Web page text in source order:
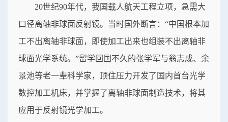
20世纪90年代，我国载人航天工程立项，急需大
口径离轴非球面反射镜。当时国外断言：“中国根本加
工不出离轴非球面，即使加工出来也组装不出离轴非
球面光学系统。”留学回国不久的张学军与翁志成、余
景池等老一辈科学家，顶住压力开发了国内首台光学
数控加工机床，并掌握了离轴非球面制造技术，将其
应用于反射镜光学加工。